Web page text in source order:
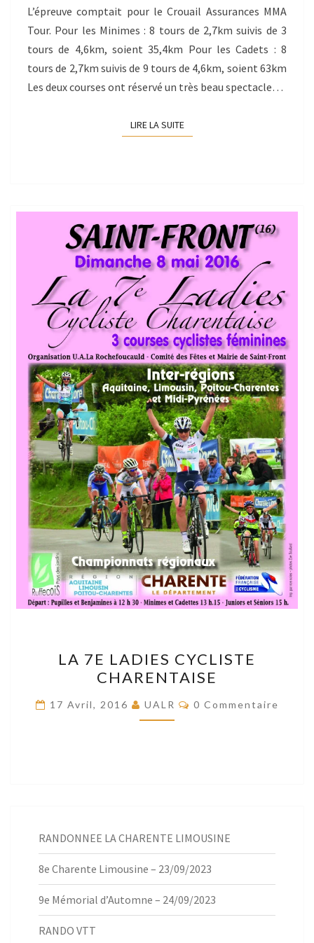
L’épreuve comptait pour le Crouail Assurances MMA
Tour. Pour les Minimes : 8 tours de 2,7km suivis de 3
tours de 4,6km, soient 35,4km Pour les Cadets : 8
tours de 2,7km suivis de 9 tours de 4,6km, soient 63km
Les deux courses ont réservé un très beau spectacle…
LIRE LA SUITELIRE LA SUITE
7E
LADIES
CYCLISTE
CHARENTAISE
LA 7E LADIES CYCLISTE
CHARENTAISE
17 Avril, 2016 UALR Commentaires
0 Commentaire
RANDONNEE LA CHARENTE LIMOUSINE
8e Charente Limousine – 23/09/2023
9e Mémorial d’Automne – 24/09/2023
RANDO VTT